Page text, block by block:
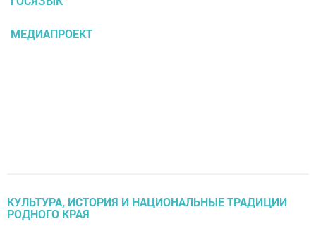
МЕДИАПРОЕКТ
КУЛЬТУРА, ИСТОРИЯ И НАЦИОНАЛЬНЫЕ ТРАДИЦИИ
РОДНОГО КРАЯ